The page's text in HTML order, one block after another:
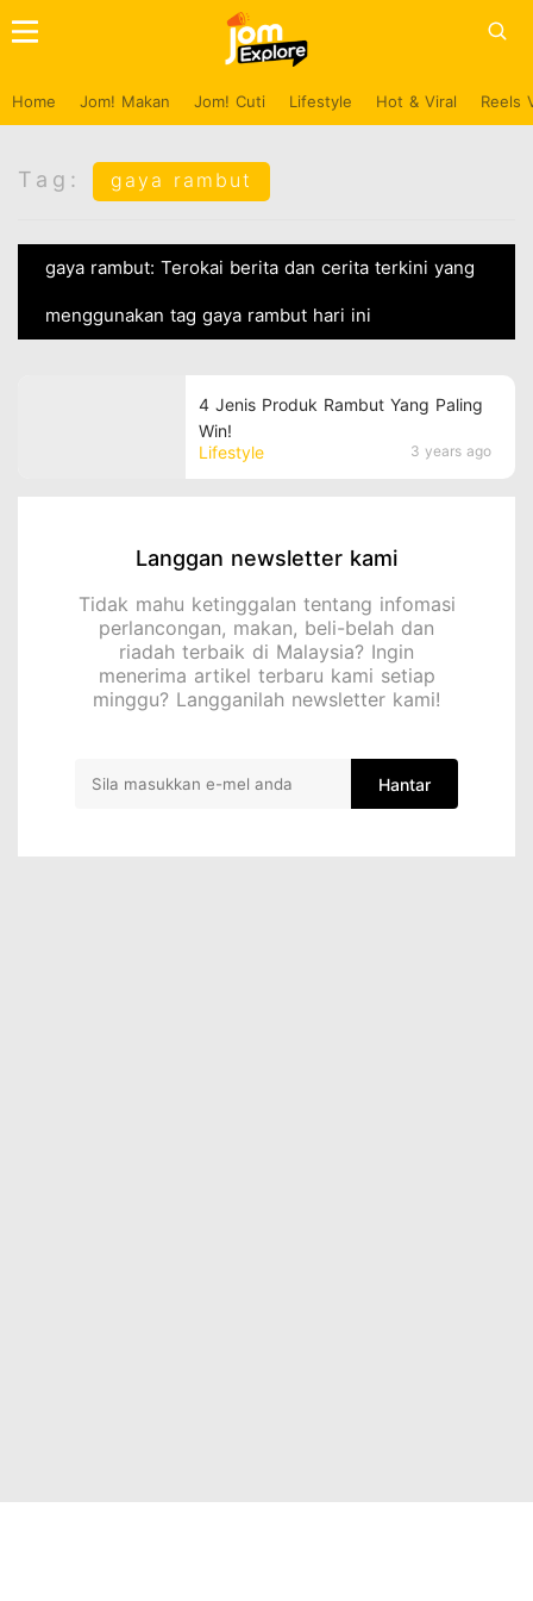
Home Jom! Makan Jom! Cuti Lifestyle Hot & Viral Reels
Tag: gaya rambut
gaya rambut: Terokai berita dan cerita terkini yang
menggunakan tag gaya rambut hari ini
Lifestyle 3 years ago
4 Jenis Produk Rambut Yang Paling
Win!
Langgan newsletter kami
Tidak mahu ketinggalan tentang infomasi
perlancongan, makan, beli-belah dan
riadah terbaik di Malaysia? Ingin
menerima artikel terbaru kami setiap
minggu? Langganilah newsletter kami!
Hantar